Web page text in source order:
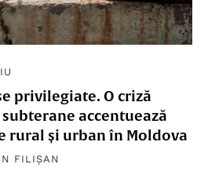
privilegiate. O criză
accentuează
rural și urban în Moldova
FILIȘAN